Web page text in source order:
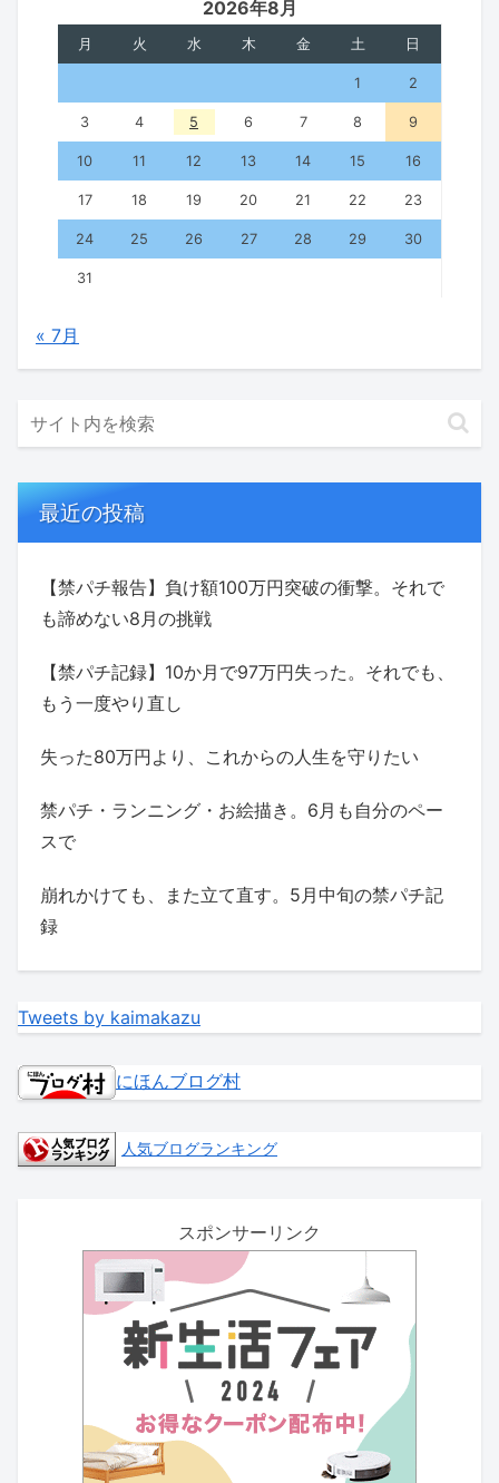
2026年8月
月 火 水 木 金 土 日
1 2
3 4 5 6 7 8 9
10 11 12 13 14 15 16
17 18 19 20 21 22 23
24 25 26 27 28 29 30
31
« 7月
最近の投稿
【禁パチ報告】負け額100万円突破の衝撃。それで
も諦めない8月の挑戦
【禁パチ記録】10か月で97万円失った。それでも、
もう一度やり直し
失った80万円より、これからの人生を守りたい
禁パチ・ランニング・お絵描き。6月も自分のペー
スで
崩れかけても、また立て直す。5月中旬の禁パチ記
録
Tweets by kaimakazu
にほんブログ村
人気ブログランキング
スポンサーリンク